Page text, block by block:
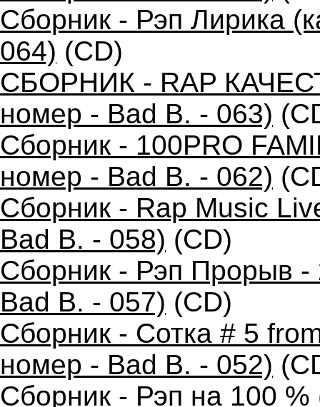
Сборник - Рэп Лирика
064) (CD)
СБОРНИК - RAP
номер - Bad B. - 063)
Сборник - 100PRO
номер - Bad B. - 062)
Сборник - Rap Music
Bad B. - 058) (CD)
Сборник - Рэп Прорыв
Bad B. - 057) (CD)
Сборник - Сотка # 5
номер - Bad B. - 052)
Сборник - Рэп на 100